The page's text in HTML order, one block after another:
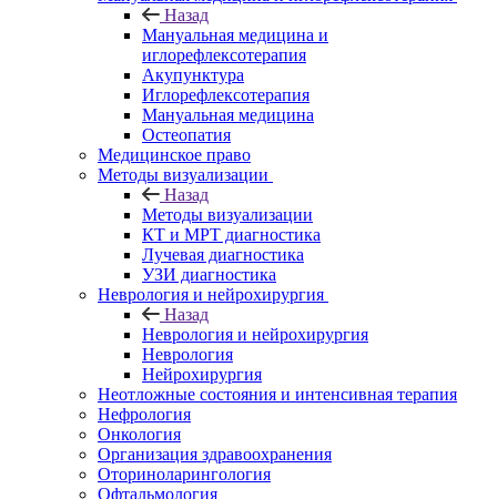
Назад
Мануальная медицина и
иглорефлексотерапия
Акупунктура
Иглорефлексотерапия
Мануальная медицина
Остеопатия
Медицинское право
Методы визуализации
Назад
Методы визуализации
КТ и МРТ диагностика
Лучевая диагностика
УЗИ диагностика
Неврология и нейрохирургия
Назад
Неврология и нейрохирургия
Неврология
Нейрохирургия
Неотложные состояния и интенсивная терапия
Нефрология
Онкология
Организация здравоохранения
Оториноларингология
Офтальмология